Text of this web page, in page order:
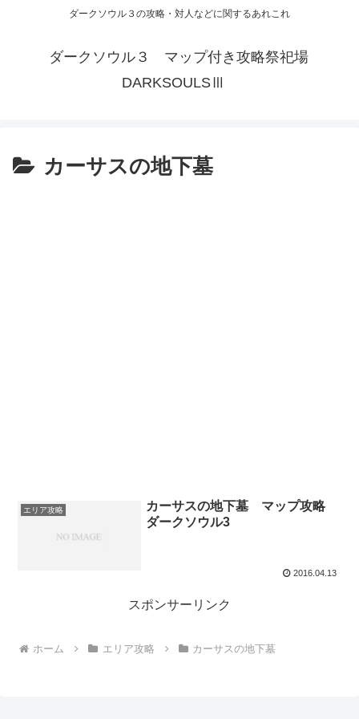
ダークソウル３の攻略・対人などに関するあれこれ
ダークソウル３ マップ付き攻略祭祀場
DARKSOULSⅢ
カーサスの地下墓
エリア攻略
カーサスの地下墓 マップ攻略
ダークソウル3
2016.04.13
スポンサーリンク
ホーム エリア攻略 カーサスの地下墓